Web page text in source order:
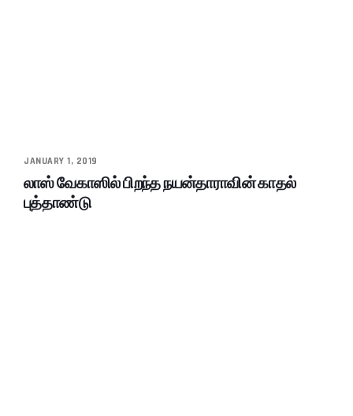
JANUARY 1, 2019
லாஸ் வேகாஸில் பிறந்த நயன்தாராவின் காதல்
புத்தாண்டு